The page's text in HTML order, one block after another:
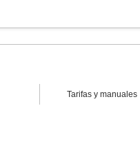
Tarifas y manuales